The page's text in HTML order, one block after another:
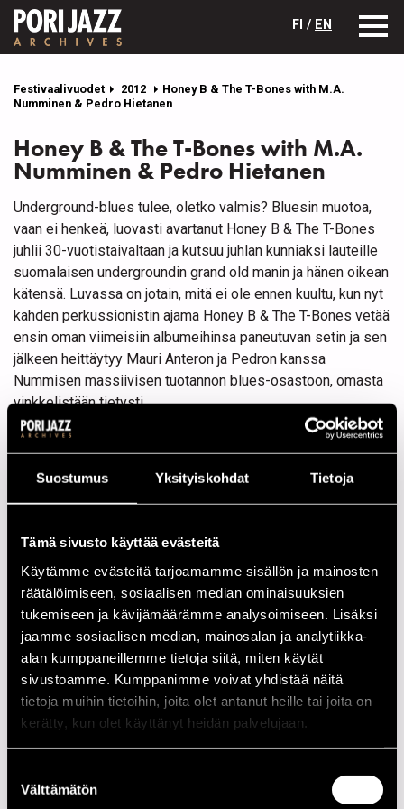
Suostumus Yksityiskohdat Tietoja
Tämä sivusto käyttää evästeitä
Käytämme evästeitä tarjoamamme sisällön ja mainosten
räätälöimiseen, sosiaalisen median ominaisuuksien
tukemiseen ja kävijämäärämme analysoimiseen. Lisäksi
jaamme sosiaalisen median, mainosalan ja analytiikka-
alan kumppaneillemme tietoja siitä, miten käytät
sivustoamme. Kumppanimme voivat yhdistää näitä
tietoja muihin tietoihin, joita olet antanut heille tai joita on
kerätty, kun olet käyttänyt heidän palvelujaan.
valinta
Välttämätön
FI / EN
Festivaalivuodet 2012
Honey B & The T-Bones with M.A.
Numminen & Pedro Hietanen
Honey B & The T-Bones with M.A.
Numminen & Pedro Hietanen
Underground-blues tulee, oletko valmis? Bluesin muotoa,
vaan ei henkeä, luovasti avartanut Honey B & The T-Bones
juhlii 30-vuotistaivaltaan ja kutsuu juhlan kunniaksi lauteille
suomalaisen undergroundin grand old manin ja hänen oikean
kätensä. Luvassa on jotain, mitä ei ole ennen kuultu, kun nyt
kahden perkussionistin ajama Honey B & The T-Bones vetää
ensin oman viimeisiin albumeihinsa paneutuvan setin ja sen
jälkeen heittäytyy Mauri Anteron ja Pedron kanssa
Nummisen massiivisen tuotannon blues-osastoon, omasta
vinkkelistään tietysti.
Honey B & The T-Bones lähti kehiin puhtaana bluesbändinä,
mutta on 15 albuminsa mittaan pyrkinyt sinisissä fiiliksissä
aina uusille alueille ja puhuu lauluissaan nykytodellisuuden
ilmiöistä. Viimeisin inkarnaatio on entistäkin rytmisempi
ainutlaatuiseksi tuunattuun rumpusettiin ja saatua rinnalleen
Mamba Assefan perkussioineen. Kvartetin kyvyistä saa
oivan kuvan uudella Live In Helsingillä.
Jäljittelemättömästi vokalisoiva M.A. Numminen ja sekä
haitaria että koskettimia käsittelevä Pedro Hietanen ovat
muodostuneet suomalaisen kulttuurihistorian olennaiseksi
osaksi pilkesilmäisellä toisinajattelullaan ja soittamisellaan.
Herrojen repertuaari on lievästi sanoen laaja. Saadaanko
viimein selville mitä Diddy Wah Diddy tarkoittaa ja mitä on
Kokoonpano